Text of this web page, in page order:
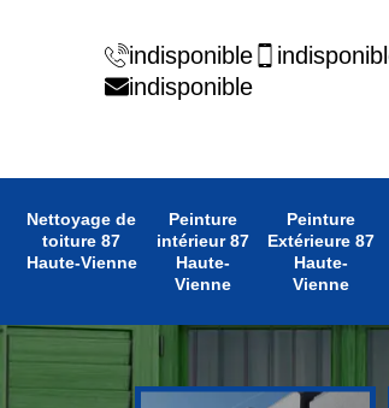
indisponible
indisponible
Nettoyage de
toiture 87
Haute-Vienne
Peinture
intérieur 87
Haute-
Vienne
Peinture
Extérieure 87
Haute-
Vienne